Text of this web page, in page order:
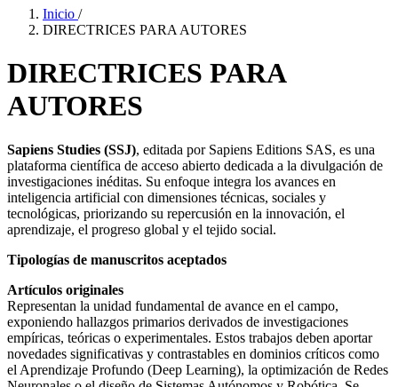
Inicio /
DIRECTRICES PARA AUTORES
DIRECTRICES PARA
AUTORES
Sapiens Studies (SSJ), editada por Sapiens Editions SAS, es una
plataforma científica de acceso abierto dedicada a la divulgación de
investigaciones inéditas. Su enfoque integra los avances en
inteligencia artificial con dimensiones técnicas, sociales y
tecnológicas, priorizando su repercusión en la innovación, el
aprendizaje, el progreso global y el tejido social.
Tipologías de manuscritos aceptados
Artículos originales
Representan la unidad fundamental de avance en el campo,
exponiendo hallazgos primarios derivados de investigaciones
empíricas, teóricas o experimentales. Estos trabajos deben aportar
novedades significativas y contrastables en dominios críticos como
el Aprendizaje Profundo (Deep Learning), la optimización de Redes